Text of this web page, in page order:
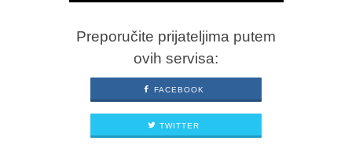
Preporučite prijateljima putem
ovih servisa:
FACEBOOK
TWITTER